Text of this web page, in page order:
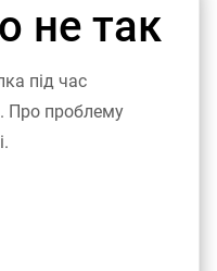
не так
під час
Про проблему